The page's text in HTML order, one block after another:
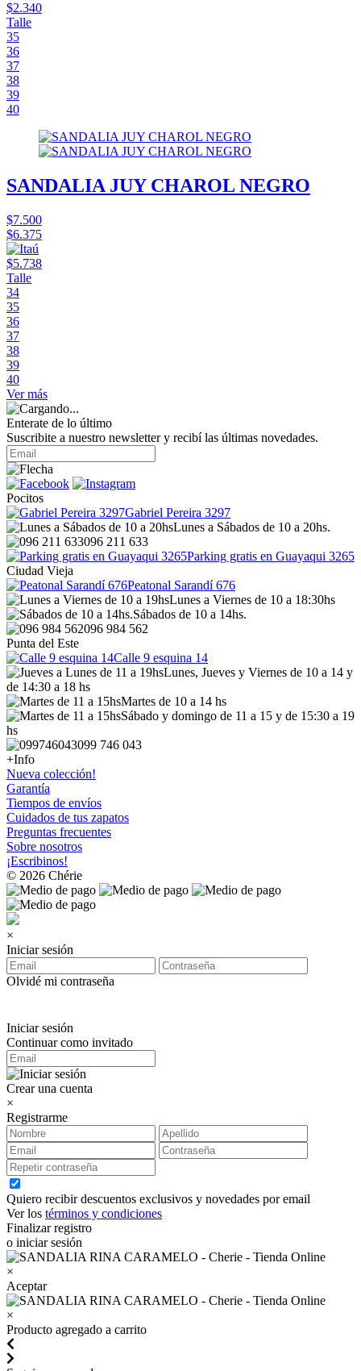
$2.340
Talle
35
36
37
38
39
40
SANDALIA JUY CHAROL NEGRO
$7.500
$6.375
$5.738
Talle
34
35
36
37
38
39
40
Ver más
Enterate de lo último
Suscribite a nuestro newsletter y recibí las últimas novedades.
Pocitos
Gabriel Pereira 3297
Lunes a Sábados de 10 a 20hs.
096 211 633
Parking gratis en Guayaqui 3265
Ciudad Vieja
Peatonal Sarandí 676
Lunes a Viernes de 10 a 18:30hs
Sábados de 10 a 14hs.
096 984 562
Punta del Este
Calle 9 esquina 14
Lunes, Jueves y Viernes de 10 a 14 y
de 14:30 a 18 hs
Martes de 10 a 14 hs
Sábado y domingo de 11 a 15 y de 15:30 a 19
hs
099 746 043
+Info
Nueva colección!
Garantía
Tiempos de envíos
Cuidados de tus zapatos
Preguntas frecuentes
Sobre nosotros
¡Escribinos!
© 2026 Chérie
×
Iniciar sesión
Olvidé mi contraseña
Iniciar sesión
Continuar como invitado
Crear una cuenta
×
Registrarme
Quiero recibir descuentos exclusivos y novedades por email
Ver los términos y condiciones
Finalizar registro
o iniciar sesión
×
Aceptar
×
Producto agregado a carrito